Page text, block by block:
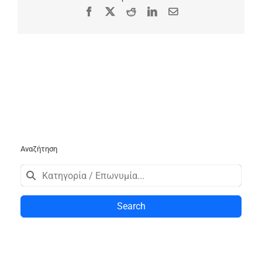
Facebook RedditLinkedIn
Email
Αναζήτηση
Search